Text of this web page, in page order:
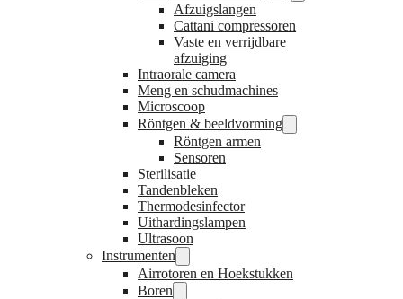
Afzuigslangen
Cattani compressoren
Vaste en verrijdbare
afzuiging
Intraorale camera
Meng en schudmachines
Microscoop
Röntgen & beeldvorming
Röntgen armen
Sensoren
Sterilisatie
Tandenbleken
Thermodesinfector
Uithardingslampen
Ultrasoon
Instrumenten
Airrotoren en Hoekstukken
Boren